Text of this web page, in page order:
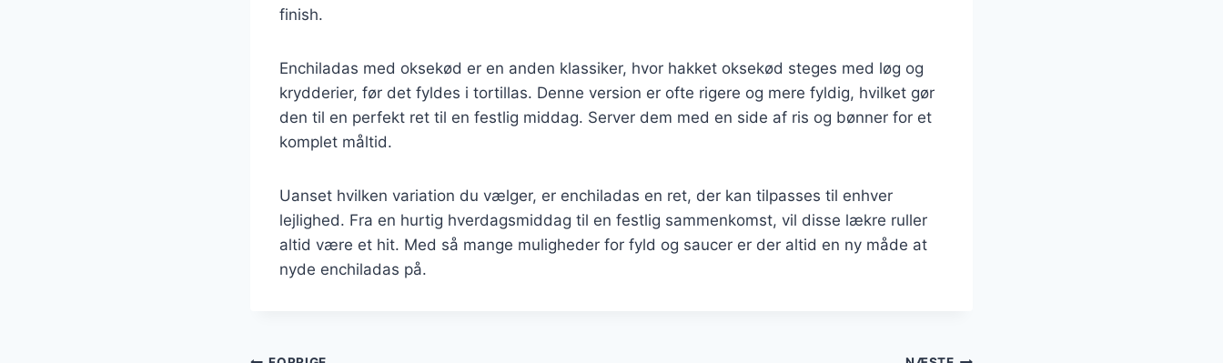
finish.
Enchiladas med oksekød er en anden klassiker, hvor hakket oksekød steges med løg og
krydderier, før det fyldes i tortillas. Denne version er ofte rigere og mere fyldig, hvilket gør
den til en perfekt ret til en festlig middag. Server dem med en side af ris og bønner for et
komplet måltid.
Uanset hvilken variation du vælger, er enchiladas en ret, der kan tilpasses til enhver
lejlighed. Fra en hurtig hverdagsmiddag til en festlig sammenkomst, vil disse lækre ruller
altid være et hit. Med så mange muligheder for fyld og saucer er der altid en ny måde at
nyde enchiladas på.